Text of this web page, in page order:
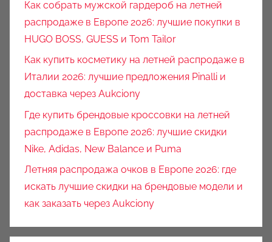
Как собрать мужской гардероб на летней
распродаже в Европе 2026: лучшие покупки в
HUGO BOSS, GUESS и Tom Tailor
Как купить косметику на летней распродаже в
Италии 2026: лучшие предложения Pinalli и
доставка через Aukciony
Где купить брендовые кроссовки на летней
распродаже в Европе 2026: лучшие скидки
Nike, Adidas, New Balance и Puma
Летняя распродажа очков в Европе 2026: где
искать лучшие скидки на брендовые модели и
как заказать через Aukciony